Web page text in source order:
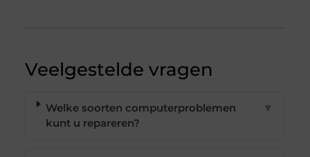
Veelgestelde vragen
Welke soorten computerproblemen
kunt u repareren?
▼